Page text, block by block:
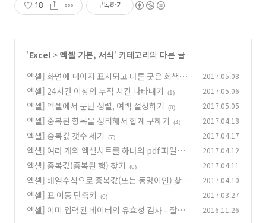
18 구독하기
'Excel > 엑셀 기본, 서식' 카테고리의 다른 글
엑셀] 화면에 페이지 표시되고 다른 곳은 회색으
로
(0)
2017.05.08
엑셀] 24시간 이상의 누적 시간 나타내기 (1) 2017.05.06
엑셀] 엑셀에서 문단 정렬, 여백 설정하기 (0) 2017.05.05
엑셀] 중복된 항목을 정리해서 합계 구하기 (4) 2017.04.18
엑셀] 중복값 갯수 세기 (7) 2017.04.17
엑셀] 여러 개의 엑셀시트를 하나의 pdf 파일로
저장하기. (0)
2017.04.12
엑셀] 중복값(중복된 행) 찾기 (0) 2017.04.11
엑셀] 배열수식으로 중복값(또는 동명이인) 찾기
(0)
2017.04.10
엑셀] 표 이동 단축키 (0) 2017.03.27
엑셀] 이미 입력된 데이터의 유효성 검사 - 잘못
2016.11.26